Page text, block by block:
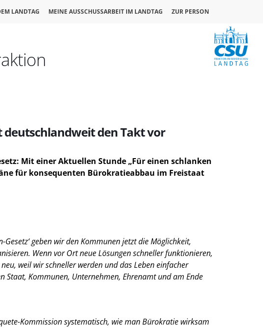
LANDTAG MEINE AUSSCHUSSARBEIT IM LANDTAG ZUR PERSON
deutschlandweit den Takt vor
Mit einer Aktuellen Stunde „Für einen schlanken
für konsequenten Bürokratieabbau im Freistaat
geben wir den Kommunen jetzt die Möglichkeit,
Wenn vor Ort neue Lösungen schneller funktionieren,
weil wir schneller werden und das Leben einfacher
Staat, Kommunen, Unternehmen, Ehrenamt und am Ende
Kommission systematisch, wie man Bürokratie wirksam